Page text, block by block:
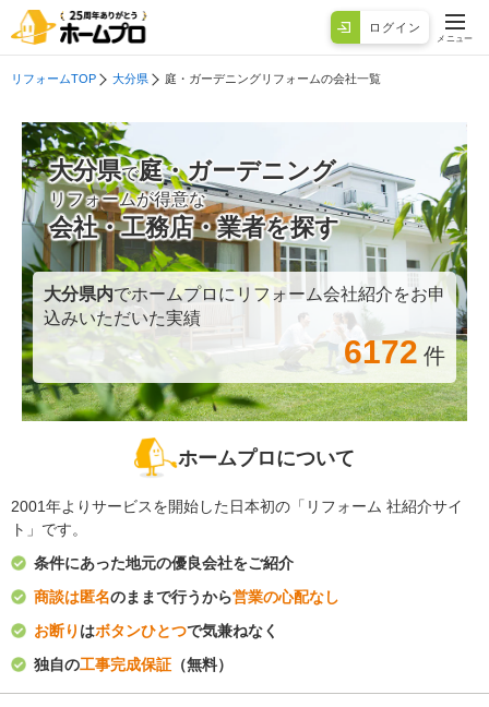
ログイン
メニュー
リフォームTOP 大分県 庭・ガーデニングリフォームの会社一覧
大分県で庭・ガーデニング
リフォームが得意な
会社・工務店・業者を探す
大分県内でホームプロにリフォーム会社紹介をお申
込みいただいた実績
6172 件
ホームプロについて
2001年よりサービスを開始した日本初の「リフォーム 社紹介サイ
ト」です。
条件にあった地元の優良会社をご紹介
商談は匿名のままで行うから営業の心配なし
お断り はボタンひとつで気兼ねなく
独自の工事完成保証 （無料）